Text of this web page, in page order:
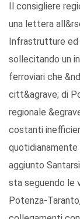
Il consigliere
una lettera
Infrastrutture ed
sollecitando un
ferroviari che
citt&agrave; di
regionale
costanti
quotidianamente
aggiunto
sta seguendo le
Potenza-